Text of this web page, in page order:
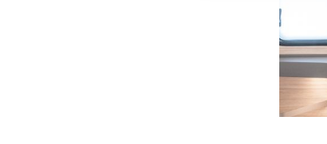
nostro traffico.
di analisi dei dati web,
che hanno raccolto